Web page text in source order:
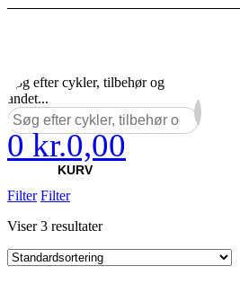
Søg efter cykler, tilbehør og
andet...
×
0 kr.0,00
KURV
Filter Filter
Viser 3 resultater